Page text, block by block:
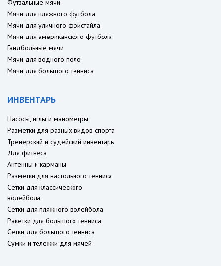
Футзальные мячи
Мячи для пляжного футбола
Мячи для уличного фристайла
Мячи для американского футбола
Гандбольные мячи
Мячи для водного поло
Мячи для большого тенниса
ИНВЕНТАРЬ
Насосы, иглы и манометры
Разметки для разных видов спорта
Тренерский и судейский инвентарь
Для фитнеса
Антенны и карманы
Разметки для настольного тенниса
Сетки для классического
волейбола
Сетки для пляжного волейбола
Ракетки для большого тенниса
Сетки для большого тенниса
Сумки и тележки для мячей